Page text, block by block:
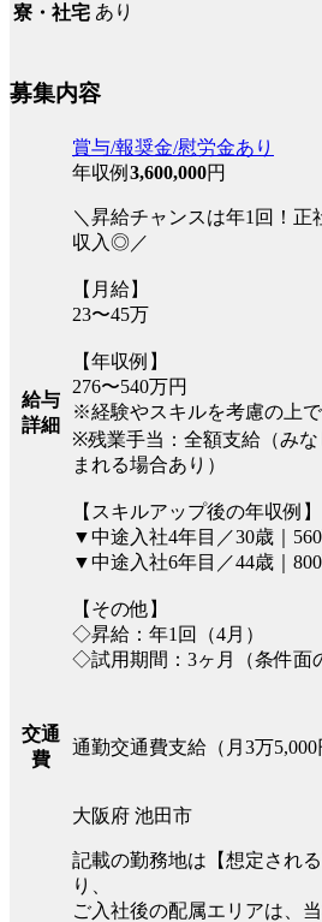
寮・社宅 あり
募集内容
給与
詳細
賞与/報奨金/慰労金あり
年収例 3,600,000円
＼昇給チャンスは年1回！正
収入◎／
【月給】
23〜45万
【年収例】
276〜540万円
※経験やスキルを考慮の上
※残業手当：全額支給（み
まれる場合あり）
【スキルアップ後の年収例】
▼中途入社4年目／30歳｜
▼中途入社6年目／44歳｜
【その他】
◇昇給：年1回（4月）
◇試用期間：3ヶ月（条件面
交通
費
通勤交通費支給（月3万5,000
大阪府 池田市
記載の勤務地は【想定され
り、
ご入社後の配属エリアは、